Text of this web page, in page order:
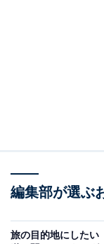
回答者からは「
る。季節の果物
編集部が選ぶ
旅の目的地にしたい